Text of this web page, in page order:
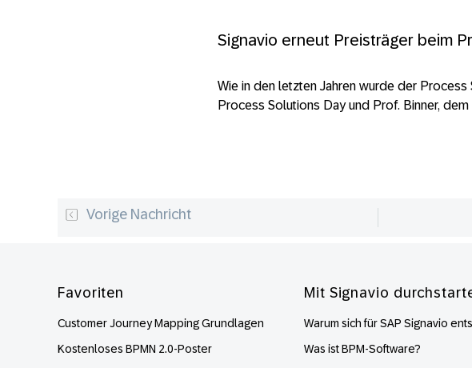
Signavio erneut Preisträger beim
Wie in den letzten Jahren wurde der
Process Solutions Day und Prof. Binner,
Vorige Nachricht
Favoriten
Customer Journey Mapping Grundlagen
Kostenloses BPMN 2.0-Poster
Mit Signavio
Warum sich für SAP Signavio
Was ist BPM-Software?